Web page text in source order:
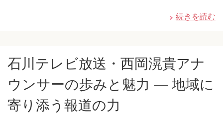
続きを読む
石川テレビ放送・西岡滉貴アナ
ウンサーの歩みと魅力 ― 地域に
寄り添う報道の力